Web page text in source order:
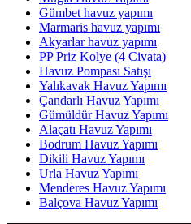
Gümbet havuz yapımı
Marmaris havuz yapımı
Akyarlar havuz yapımı
PP Priz Kolye (4 Civata)
Havuz Pompası Satışı
Yalıkavak Havuz Yapımı
Çandarlı Havuz Yapımı
Gümüldür Havuz Yapımı
Alaçatı Havuz Yapımı
Bodrum Havuz Yapımı
Dikili Havuz Yapımı
Urla Havuz Yapımı
Menderes Havuz Yapımı
Balçova Havuz Yapımı